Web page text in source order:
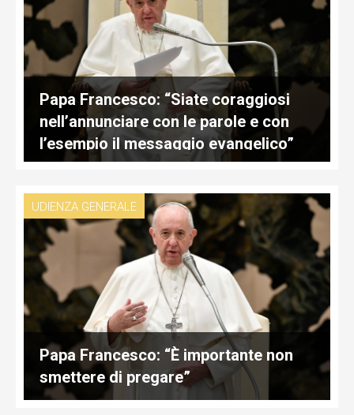
Papa Francesco: “Siate coraggiosi
nell’annunciare con le parole e con
l’esempio il messaggio evangelico”
UDIENZA GENERALE
Papa Francesco: “È importante non
smettere di pregare”